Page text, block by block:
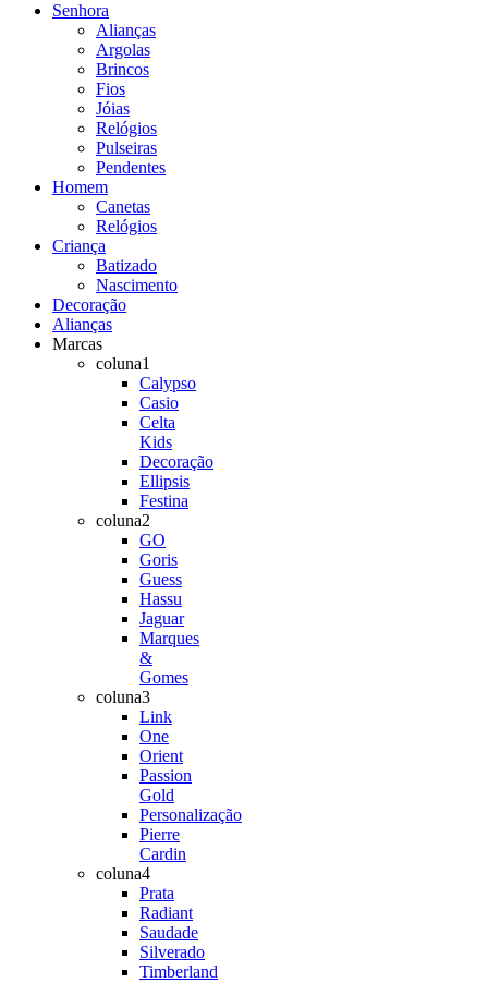
Senhora
Alianças
Argolas
Brincos
Fios
Jóias
Relógios
Pulseiras
Pendentes
Homem
Canetas
Relógios
Criança
Batizado
Nascimento
Decoração
Alianças
Marcas
coluna1
Calypso
Casio
Celta
Kids
Decoração
Ellipsis
Festina
coluna2
GO
Goris
Guess
Hassu
Jaguar
Marques
&
Gomes
coluna3
Link
One
Orient
Passion
Gold
Personalização
Pierre
Cardin
coluna4
Prata
Radiant
Saudade
Silverado
Timberland